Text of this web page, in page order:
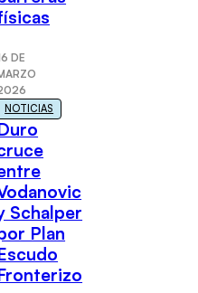
DE
NOTICIAS
Schalper
Plan